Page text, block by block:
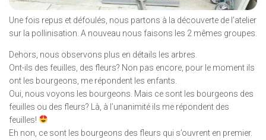
Une fois repus et défoulés, nous partons à la découverte de l’atelier
sur la pollinisation. A nouveau nous faisons les 2 mêmes groupes.
Dehors, nous observons plus en détails les arbres.
Ont-ils des feuilles, des fleurs? Non pas encore, pour le moment ils
ont les bourgeons, me répondent les enfants.
Oui, nous voyons les bourgeons. Mais ce sont les bourgeons des
feuilles ou des fleurs? Là, à l’unanimité ils me répondent des
feuilles!
Eh non, ce sont les bourgeons des fleurs qui s’ouvrent en premier.